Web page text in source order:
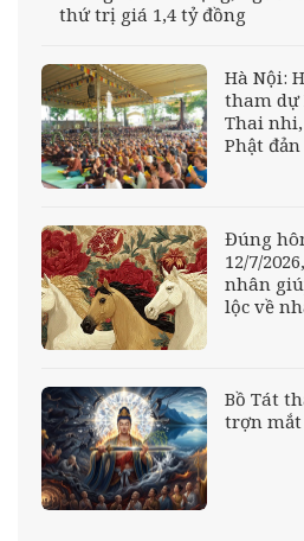
thứ trị giá 1,4 tỷ đồng
Hà Nội:
tham dự
Thai
Phật
Đúng
12/7/
nhân
lộc về
Bồ Tát
trợn mắt